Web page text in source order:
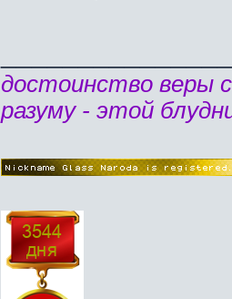
достоинство веры
разуму - этой